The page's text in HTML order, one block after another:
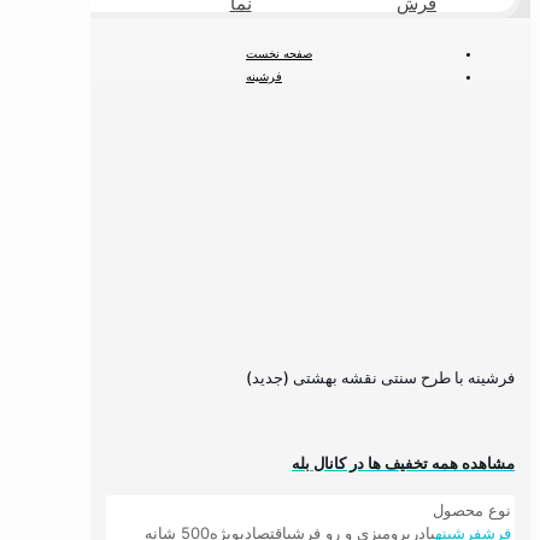
صفحه نخست
فرشینه
فرشینه با طرح سنتی نقشه بهشتی (جدید)
مشاهده همه تخفیف ها در کانال بله
نوع محصول
فرشفرشینهپادریرومیزی و رو فرشیاقتصادیویژه
500 شانه